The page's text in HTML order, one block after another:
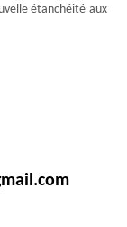
étanchéité aux